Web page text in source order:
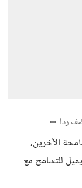
ردا
الآخرين،
للتسامح مع